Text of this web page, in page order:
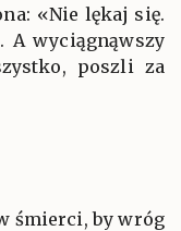
«Nie lękaj się.
A wyciągnąwszy
poszli za
śmierci, by wróg